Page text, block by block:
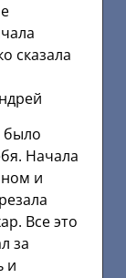
сказала
было
Начала
и
Все это
за
и